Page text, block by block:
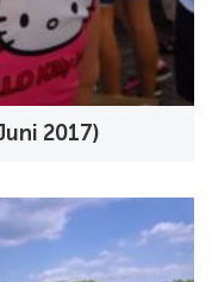
2017)